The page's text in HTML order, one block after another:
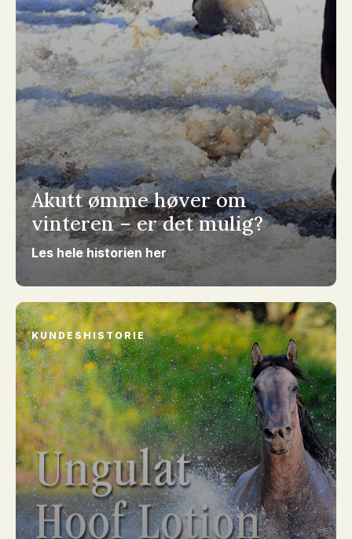
Akutt ømme høver om
vinteren – er det mulig?
Les hele historien her
KUNDESHISTORIE